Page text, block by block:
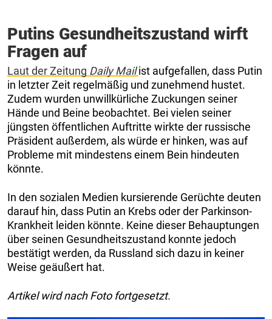
Putins Gesundheitszustand wirft
Fragen auf
Laut der Zeitung Daily Mail ist aufgefallen, dass Putin
in letzter Zeit regelmäßig und zunehmend hustet.
Zudem wurden unwillkürliche Zuckungen seiner
Hände und Beine beobachtet. Bei vielen seiner
jüngsten öffentlichen Auftritte wirkte der russische
Präsident außerdem, als würde er hinken, was auf
Probleme mit mindestens einem Bein hindeuten
könnte.
In den sozialen Medien kursierende Gerüchte deuten
darauf hin, dass Putin an Krebs oder der Parkinson-
Krankheit leiden könnte. Keine dieser Behauptungen
über seinen Gesundheitszustand konnte jedoch
bestätigt werden, da Russland sich dazu in keiner
Weise geäußert hat.
Artikel wird nach Foto fortgesetzt.